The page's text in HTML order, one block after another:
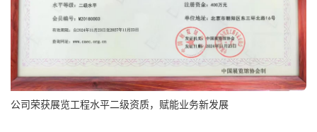
公司荣获展览工程水平二级资质，赋能业务新发展